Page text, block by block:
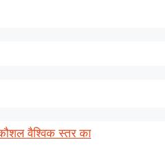
वैश्विक स्तर का